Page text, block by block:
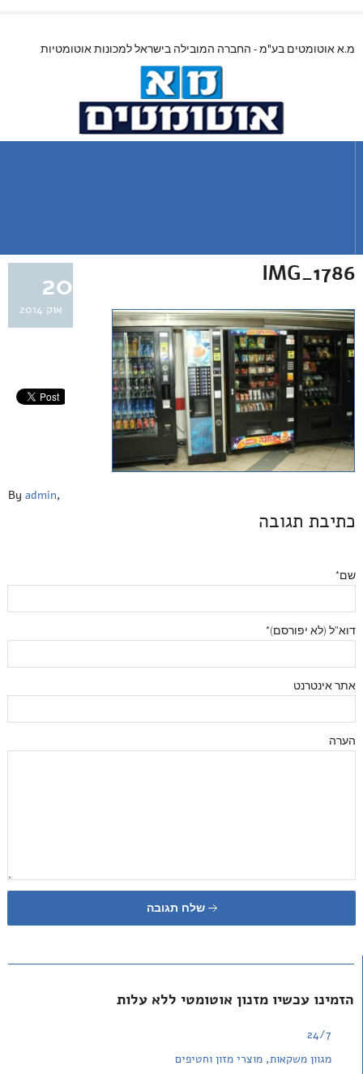
מ.א אוטומטים בע"מ - החברה המובילה בישראל למכונות אוטומטיות
20
אוק 2014
IMG_1786
By admin,
כתיבת תגובה
שם*
דוא"ל (לא יפורסם)*
אתר אינטרנט
הערה
שלח תגובה
הזמינו עכשיו מזנון אוטומטי ללא עלות
24/7
מגוון משקאות, מוצרי מזון וחטיפים